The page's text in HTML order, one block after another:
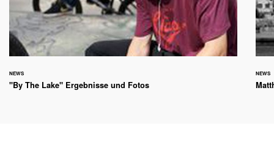
NEWS
"By The Lake" Ergebnisse und Fotos
NEWS